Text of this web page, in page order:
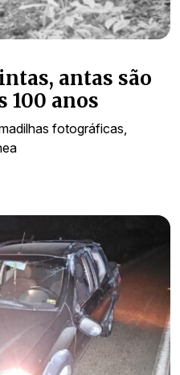
antas são
100 anos
fotográficas,